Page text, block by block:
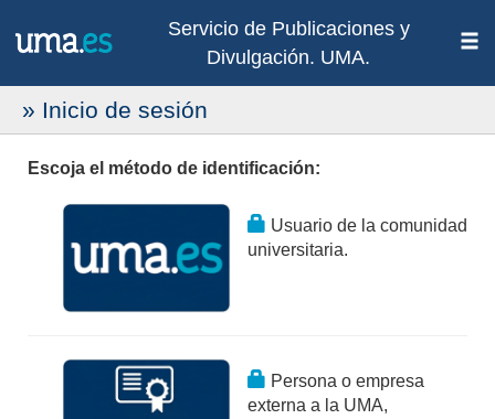
Servicio de Publicaciones y
Divulgación. UMA.
» Inicio de sesión
Escoja el método de identificación:
Usuario de la comunidad
universitaria.
Persona o empresa
externa a la UMA,